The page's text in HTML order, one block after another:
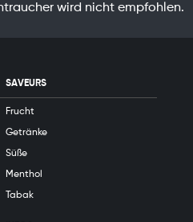
wird nicht empfohlen.
SAVEURS
Frucht
Getränke
Süße
Menthol
Tabak